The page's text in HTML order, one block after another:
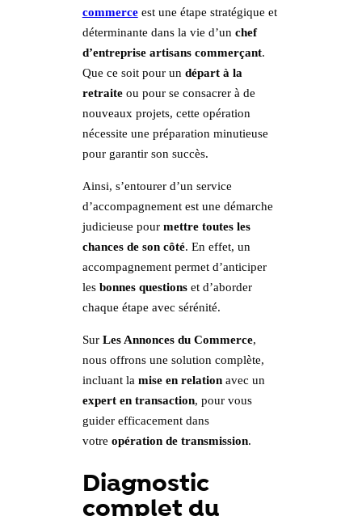
commerceest une étape stratégique et
déterminante dans la vie d’un chef
d’entreprise artisans commerçant.
Que ce soit pour un départ à la
retraiteou pour se consacrer à de
nouveaux projets, cette opération
nécessite une préparation minutieuse
pour garantir son succès.
Ainsi, s’entourer d’un service
d’accompagnement est une démarche
judicieuse pour mettre toutes les
chances de son côté. En effet, un
accompagnement permet d’anticiper
les bonnes questionset d’aborder
chaque étape avec sérénité.
Sur Les Annonces du Commerce,
nous offrons une solution complète,
incluant la mise en relationavec un
expert en transaction, pour vous
guider efficacement dans
votre opération de transmission.
Diagnostic
complet du